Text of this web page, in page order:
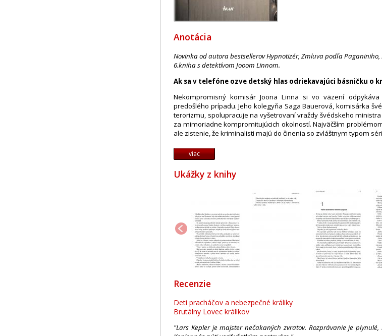
Anotácia
Novinka od autora bestsellerov Hypnotizér, Zmluva podľa
6.kniha s detektívom Jooom Linnom.
Ak sa v telefóne ozve detský hlas odriekavajúci básničku o
Nekompromisný komisár Joona Linna si vo väzení
predošlého prípadu. Jeho kolegyňa Saga Bauerová, komisárka
terorizmu, spolupracuje na vyšetrovaní vraždy švédskeho
za mimoriadne kompromitujúcich okolností. Najväčším
ale zistenie, že kriminalisti majú do činenia so zvláštnym typom
viac
Ukážky z knihy
Recenzie
Deti pracháčov a nebezpečné králiky
Brutálny Lovec králikov
"Lars Kepler je majster nečakaných zvratov. Rozprávanie je